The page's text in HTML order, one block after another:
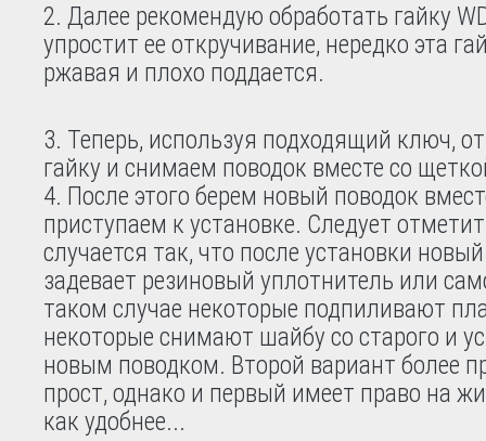
Далее рекомендую обработать гайку
упростит ее откручивание, нередко эта
ржавая и плохо поддается.
Теперь, используя подходящий ключ,
гайку и снимаем поводок вместе со
После этого берем новый поводок
приступаем к установке. Следует
случается так, что после установки
задевает резиновый уплотнитель или
таком случае некоторые подпиливают
некоторые снимают шайбу со старого и
новым поводком. Второй вариант более
прост, однако и первый имеет право на
как удобнее...